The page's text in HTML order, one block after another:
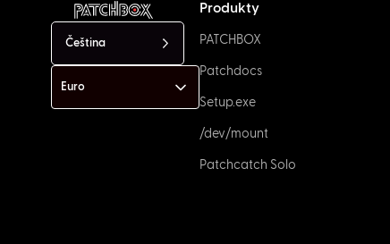
Čeština
Produkty
PATCHBOX
Patchdocs
Setup.exe
/dev/mount
Patchcatch Solo